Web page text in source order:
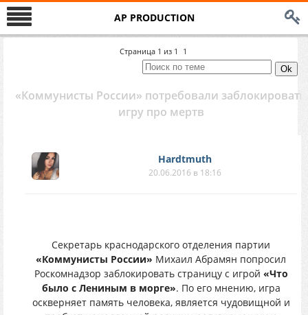
AP PRODUCTION
Страница 1 из 1 1
«Коммунисты России» потребовали заблокировать
игру про мертв
Hardtmuth
20.06.2016 в 18:16
Секретарь краснодарского отделения партии
«Коммунисты России» Михаил Абрамян попросил
Роскомнадзор заблокировать страницу с игрой «Что
было с Лениным в морге». По его мнению, игра
оскверняет память человека, является чудовищной и